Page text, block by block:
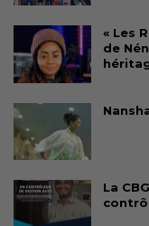
« Les
de
La